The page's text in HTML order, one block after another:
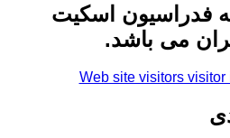
اسکیت
باشد.